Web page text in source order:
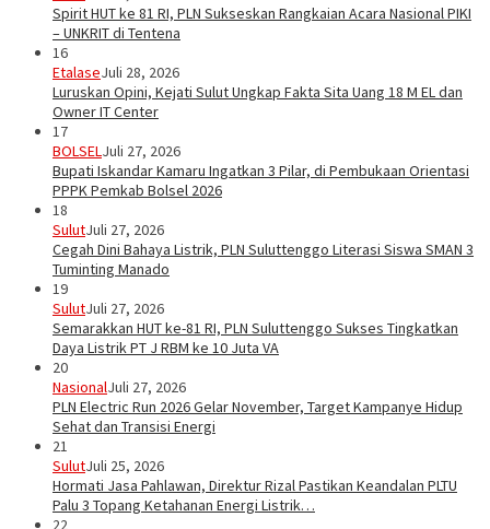
Spirit HUT ke 81 RI, PLN Sukseskan Rangkaian Acara Nasional PIKI
– UNKRIT di Tentena
16
EtalaseJuli 28, 2026
Luruskan Opini, Kejati Sulut Ungkap Fakta Sita Uang 18 M EL dan
Owner IT Center
17
BOLSELJuli 27, 2026
Bupati Iskandar Kamaru Ingatkan 3 Pilar, di Pembukaan Orientasi
PPPK Pemkab Bolsel 2026
18
SulutJuli 27, 2026
Cegah Dini Bahaya Listrik, PLN Suluttenggo Literasi Siswa SMAN 3
Tuminting Manado
19
SulutJuli 27, 2026
Semarakkan HUT ke-81 RI, PLN Suluttenggo Sukses Tingkatkan
Daya Listrik PT J RBM ke 10 Juta VA
20
NasionalJuli 27, 2026
PLN Electric Run 2026 Gelar November, Target Kampanye Hidup
Sehat dan Transisi Energi
21
SulutJuli 25, 2026
Hormati Jasa Pahlawan, Direktur Rizal Pastikan Keandalan PLTU
Palu 3 Topang Ketahanan Energi Listrik…
22